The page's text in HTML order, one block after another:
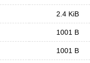
2.4 KiB
1001 B
1001 B